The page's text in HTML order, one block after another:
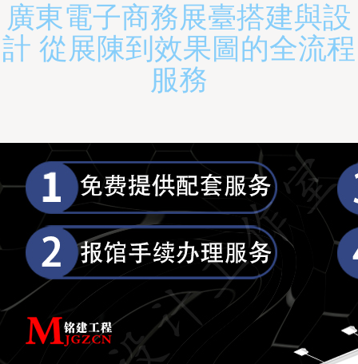
廣東電子商務展臺搭建與設
計 從展陳到效果圖的全流程
服務